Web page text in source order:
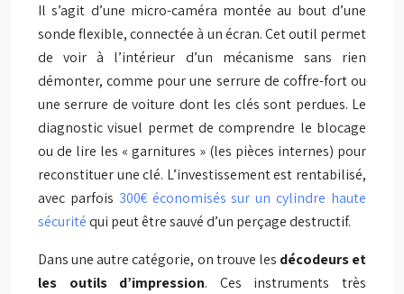
Il s’agit d’une micro-caméra montée au bout d’une
sonde flexible, connectée à un écran. Cet outil permet
de voir à l’intérieur d’un mécanisme sans rien
démonter, comme pour une serrure de coffre-fort ou
une serrure de voiture dont les clés sont perdues. Le
diagnostic visuel permet de comprendre le blocage
ou de lire les « garnitures » (les pièces internes) pour
reconstituer une clé. L’investissement est rentabilisé,
avec parfois 300€ économisés sur un cylindre haute
sécuritéqui peut être sauvé d’un perçage destructif.
Dans une autre catégorie, on trouve les décodeurs et
les outils d’impression. Ces instruments très